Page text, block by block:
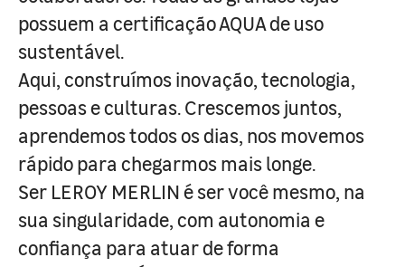
possuem a certificação AQUA de uso
sustentável.
Aqui, construímos inovação, tecnologia,
pessoas e culturas. Crescemos juntos,
aprendemos todos os dias, nos movemos
rápido para chegarmos mais longe.
Ser LEROY MERLIN é ser você mesmo, na
sua singularidade, com autonomia e
confiança para atuar de forma